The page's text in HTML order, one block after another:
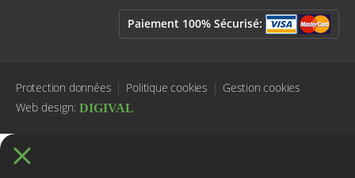
Paiement 100% Sécurisé:
Protection données Politique cookies Gestion cookies
Web design: DIGIVAL